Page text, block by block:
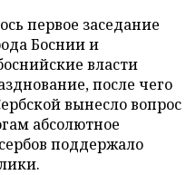
первое заседание
Боснии и
власти
после чего
вынесло вопрос
абсолютное
поддержало